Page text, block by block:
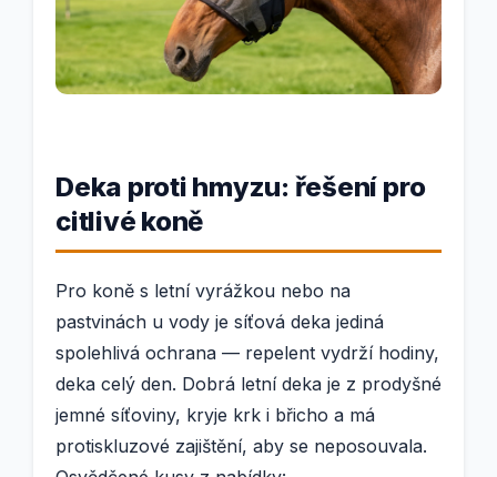
Deka proti hmyzu: řešení pro
citlivé koně
Pro koně s letní vyrážkou nebo na
pastvinách u vody je síťová deka jediná
spolehlivá ochrana — repelent vydrží hodiny,
deka celý den. Dobrá letní deka je z prodyšné
jemné síťoviny, kryje krk i břicho a má
protiskluzové zajištění, aby se neposouvala.